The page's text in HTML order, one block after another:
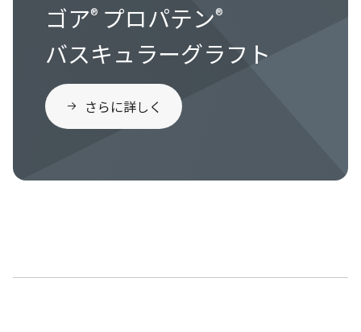
ゴア® プロパテン®
バスキュラーグラフト
さらに詳しく